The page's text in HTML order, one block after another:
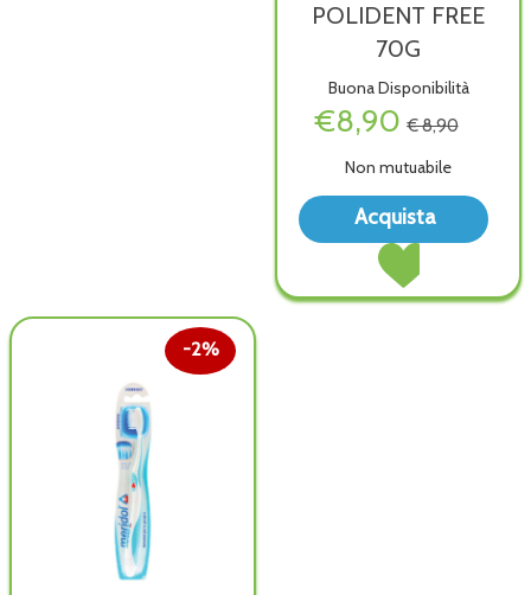
POLIDENT FREE
70G
Buona Disponibilità
€8,90 € 8,90
Non mutuabile
Acquista
Acquista
70G al
2%